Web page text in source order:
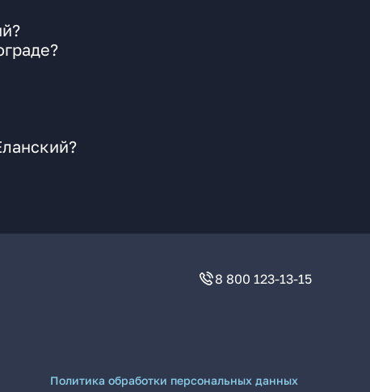
8 800 123-13-15
Политика обработки персональных данных